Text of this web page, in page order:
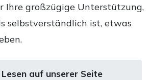
Ihre großzügige Unterstützung,
selbstverständlich ist, etwas
auf unserer Seite